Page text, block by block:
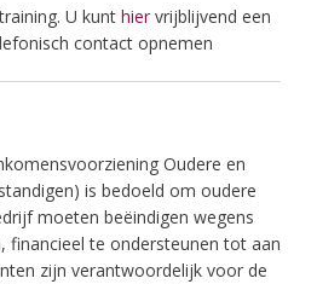
U kunt hier vrijblijvend een
contact opnemen
Oudere en
is bedoeld om oudere
moeten beëindigen wegens
financieel te ondersteunen tot aan
zijn verantwoordelijk voor de